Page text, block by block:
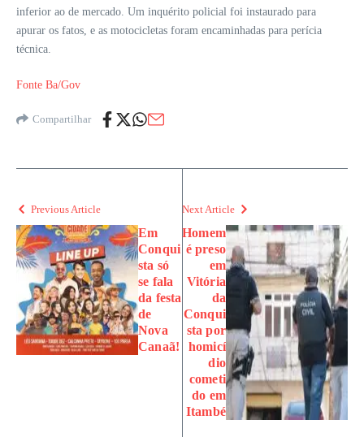
inferior ao de mercado. Um inquérito policial foi instaurado para
apurar os fatos, e as motocicletas foram encaminhadas para perícia
técnica.
Fonte Ba/Gov
Compartilhar
Previous Article
Em
Conqui
sta só
se fala
da festa
de
Nova
Canaã!
Next Article
Homem
é preso
em
Vitória
da
Conqui
sta por
homicí
dio
cometi
do em
Itambé